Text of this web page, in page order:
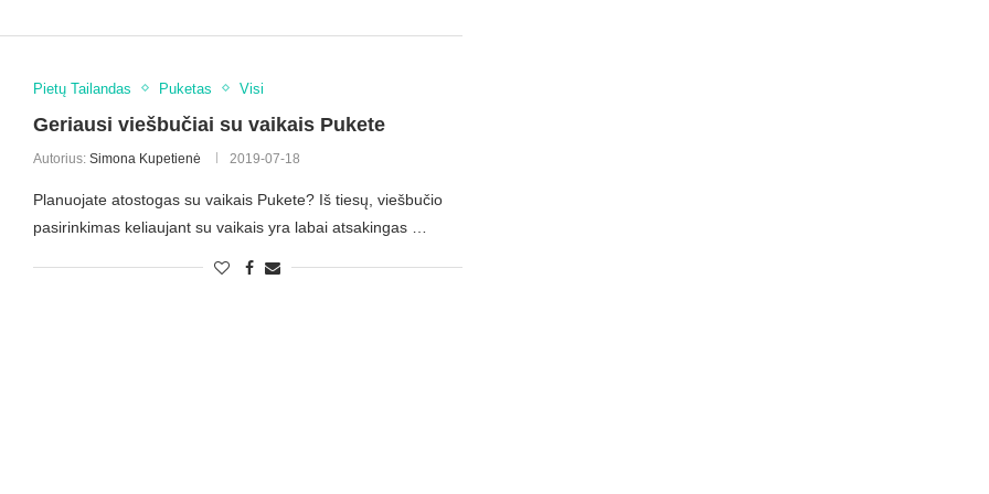
Pietų Tailandas Puketas Visi
Geriausi viešbučiai su vaikais Pukete
Autorius: Simona Kupetienė 2019-07-18
Planuojate atostogas su vaikais Pukete? Iš tiesų, viešbučio
pasirinkimas keliaujant su vaikais yra labai atsakingas …